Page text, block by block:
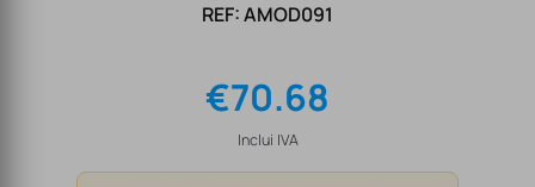
REF: AMOD091
€70.68
Inclui IVA